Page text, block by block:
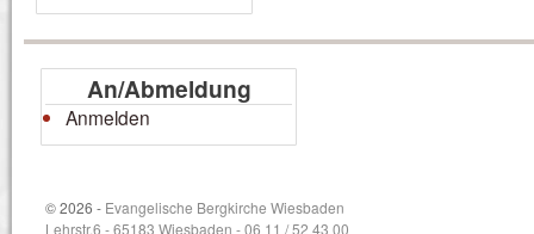
An/Abmeldung
Anmelden
© 2026 - Evangelische Bergkirche Wiesbaden
Lehrstr.6 - 65183 Wiesbaden - 06 11 / 52 43 00